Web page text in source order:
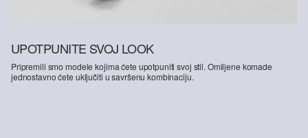
UPOTPUNITE SVOJ LOOK
Pripremili smo modele kojima ćete upotpuniti svoj stil. Omiljene komade
jednostavno ćete uključiti u savršenu kombinaciju.